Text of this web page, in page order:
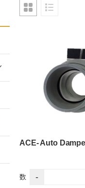
ACE- Auto
数 -